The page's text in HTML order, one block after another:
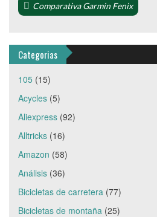
Comparativa Garmin Fenix
Categorias
105 (15)
Acycles (5)
Aliexpress (92)
Alltricks (16)
Amazon (58)
Análisis (36)
Bicicletas de carretera (77)
Bicicletas de montaña (25)